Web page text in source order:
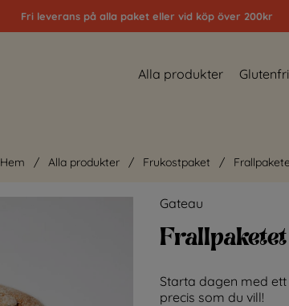
Fri leverans på alla paket eller vid köp över 200kr
Alla produkter
Hem Alla produkter Frukostpaket
Gateau
Frallpaketet
Starta dagen med
precis som du vill!